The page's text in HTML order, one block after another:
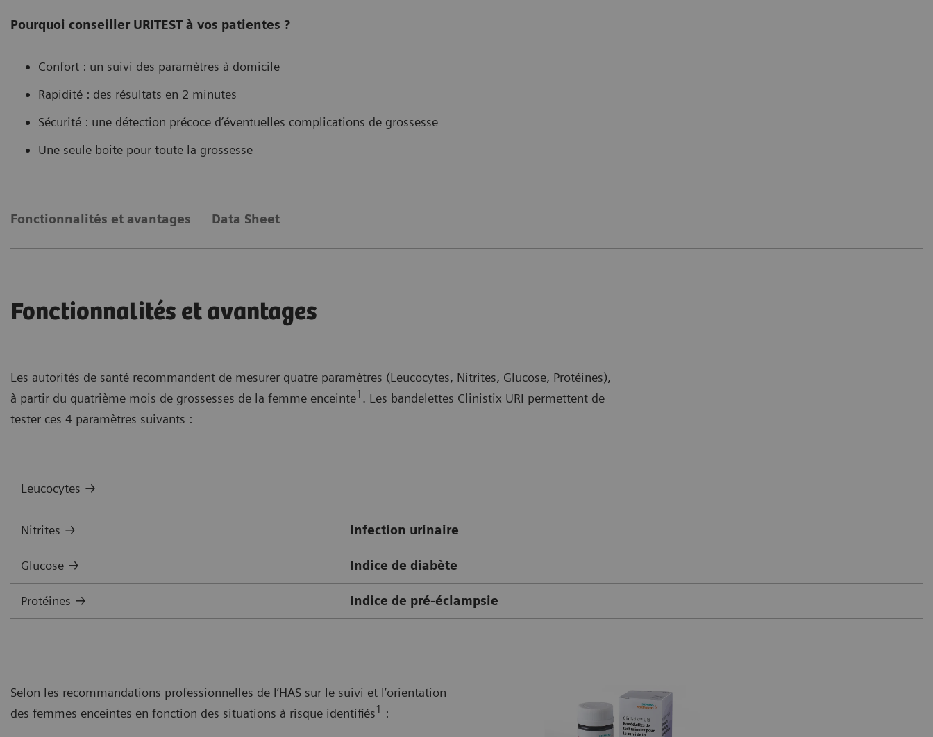
Pourquoi conseiller URITEST à vos patientes ?
Confort : un suivi des paramètres à domicile
Rapidité : des résultats en 2 minutes
Sécurité : une détection précoce d’éventuelles complications de grossesse
Une seule boite pour toute la grossesse
Fonctionnalités et avantages Data Sheet
Fonctionnalités et avantages
Les autorités de santé recommandent de mesurer quatre paramètres (Leucocytes, Nitrites, Glucose, Protéines),
à partir du quatrième mois de grossesses de la femme enceinte1 . Les bandelettes Clinistix URI permettent de
tester ces 4 paramètres suivants :
Leucocytes →
Nitrites → Infection urinaire
Glucose → Indice de diabète
Protéines → Indice de pré-éclampsie
Selon les recommandations professionnelles de l’HAS sur le suivi et l’orientation
des femmes enceintes en fonction des situations à risque identifiés1 :